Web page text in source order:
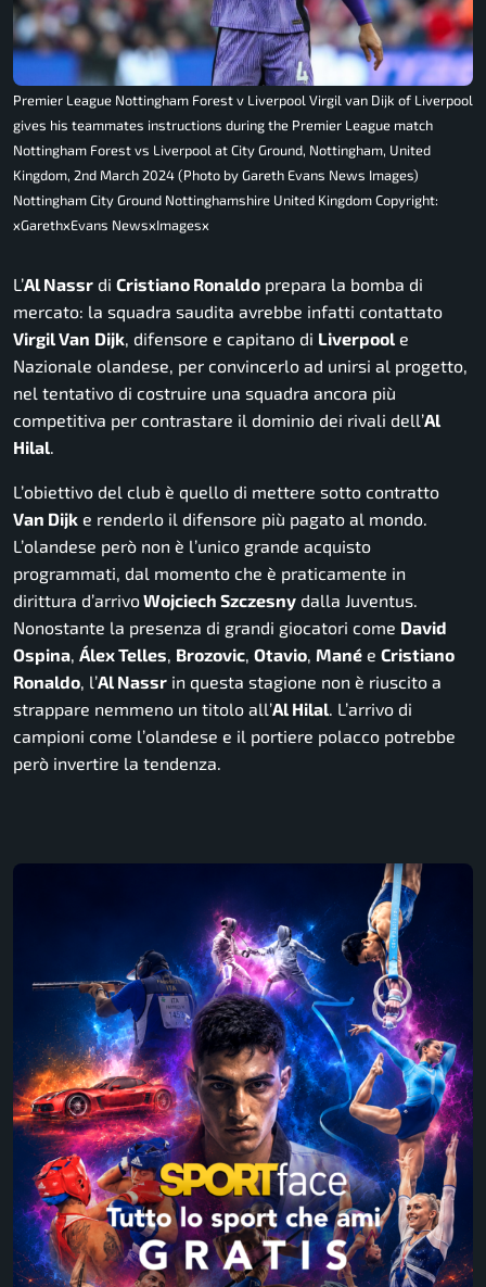
Premier League Nottingham Forest v Liverpool Virgil van Dijk of Liverpool
gives his teammates instructions during the Premier League match
Nottingham Forest vs Liverpool at City Ground, Nottingham, United
Kingdom, 2nd March 2024 (Photo by Gareth Evans News Images)
Nottingham City Ground Nottinghamshire United Kingdom Copyright:
xGarethxEvans NewsxImagesx
L’Al Nassr di Cristiano Ronaldo prepara la bomba di
mercato: la squadra saudita avrebbe infatti contattato
Virgil Van Dijk, difensore e capitano di Liverpool e
Nazionale olandese, per convincerlo ad unirsi al progetto,
nel tentativo di costruire una squadra ancora più
competitiva per contrastare il dominio dei rivali dell’Al
Hilal.
L’obiettivo del club è quello di mettere sotto contratto
Van Dijk e renderlo il difensore più pagato al mondo.
L’olandese però non è l’unico grande acquisto
programmati, dal momento che è praticamente in
dirittura d’arrivoWojciech Szczesny dalla Juventus.
Nonostante la presenza di grandi giocatori come David
Ospina, Álex Telles, Brozovic, Otavio, Mané e Cristiano
Ronaldo, l’Al Nassr in questa stagione non è riuscito a
strappare nemmeno un titolo all’Al Hilal. L’arrivo di
campioni come l’olandese e il portiere polacco potrebbe
però invertire la tendenza.